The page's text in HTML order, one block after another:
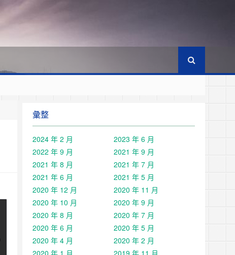
彙整
2024 年 2 月
2023 年 6 月
2022 年 9 月
2021 年 9 月
2021 年 8 月
2021 年 7 月
2021 年 6 月
2021 年 5 月
2020 年 12 月
2020 年 11 月
2020 年 10 月
2020 年 9 月
2020 年 8 月
2020 年 7 月
2020 年 6 月
2020 年 5 月
2020 年 4 月
2020 年 2 月
2020 年 1 月
2019 年 11 月